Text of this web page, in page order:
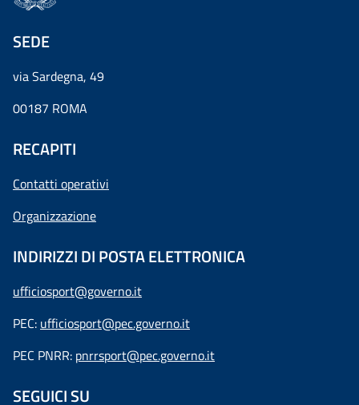
SEDE
via Sardegna, 49
00187 ROMA
RECAPITI
Contatti operativi
Organizzazione
INDIRIZZI DI POSTA ELETTRONICA
ufficiosport@governo.it
PEC: ufficiosport@pec.governo.it
PEC PNRR: pnrrsport@pec.governo.it
SEGUICI SU